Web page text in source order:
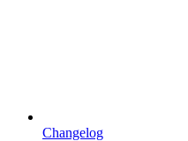
Changelog